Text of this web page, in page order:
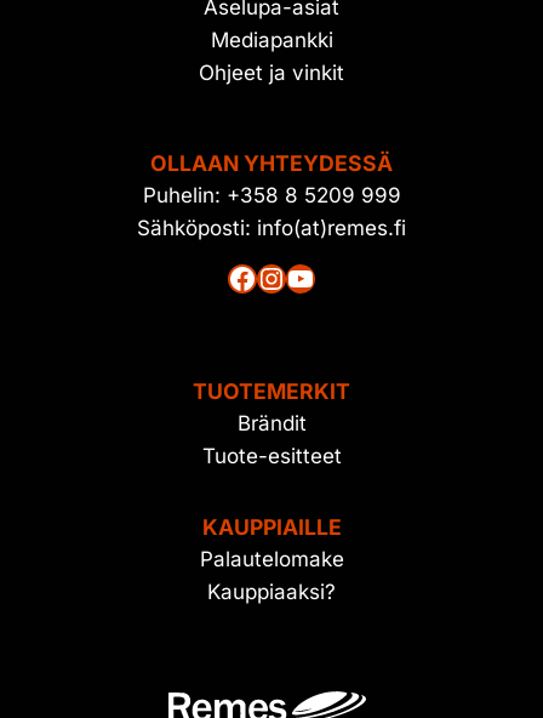
Aselupa-asiat
Mediapankki
Ohjeet ja vinkit
OLLAAN YHTEYDESSÄ
Puhelin: +358 8 5209 999
Sähköposti: info(at)remes.fi
Facebook
Instagram
YouTube
TUOTEMERKIT
Brändit
Tuote-esitteet
KAUPPIAILLE
Palautelomake
Kauppiaaksi?